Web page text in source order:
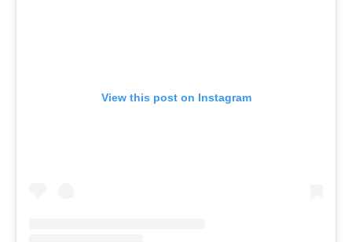
View this post on Instagram